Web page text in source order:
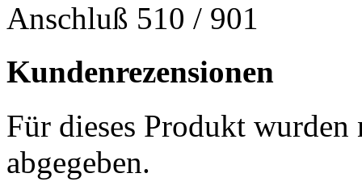
Anschluß 510 / 901
Kundenrezensionen
Für dieses Produkt
abgegeben.